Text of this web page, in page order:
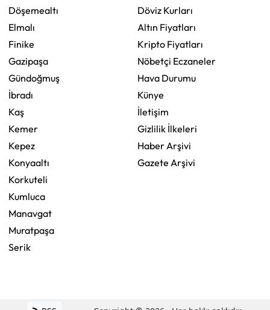
Döşemealtı
Elmalı
Finike
Gazipaşa
Gündoğmuş
İbradı
Kaş
Kemer
Kepez
Konyaaltı
Korkuteli
Kumluca
Manavgat
Muratpaşa
Serik
Döviz Kurları
Altın Fiyatları
Kripto Fiyatları
Nöbetçi Eczaneler
Hava Durumu
Künye
İletişim
Gizlilik İlkeleri
Haber Arşivi
Gazete Arşivi